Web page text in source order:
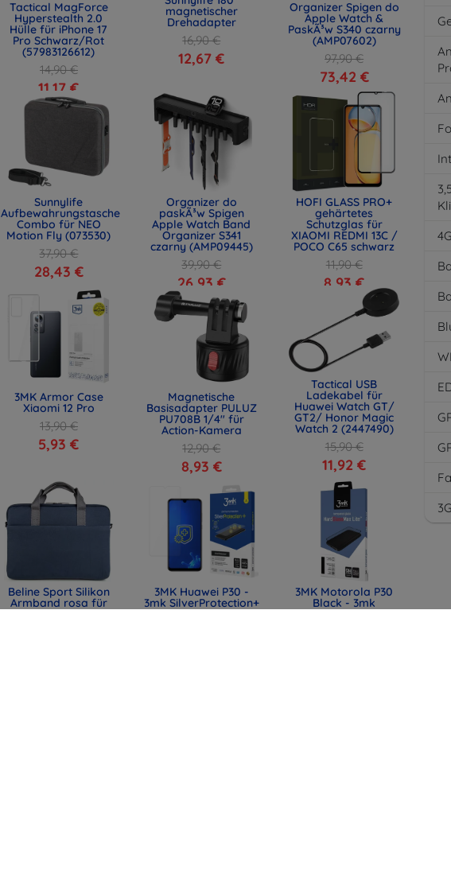
Tactical MagForce
Hyperstealth 2.0
Hülle für iPhone 17
Pro Schwarz/Rot
(57983126612)
14,90 €
11,17 €
Sunnylife
Aufbewahrungstasche
Combo für NEO
Motion Fly (073530)
37,90 €
28,43 €
3MK Armor Case
Xiaomi 12 Pro
13,90 €
5,93 €
Beline Sport Silikon
Armband rosa für
Apple Watch
magnetischer
Drehadapter
16,90 €
12,67 €
Organizer Spigen do
Apple Watch &
PaskÃ³w S340 czarny
(AMP07602)
97,90 €
73,42 €
Organizer do
paskÃ³w Spigen
Apple Watch Band
Organizer S341
czarny (AMP09445)
39,90 €
26,93 €
HOFI GLASS PRO+
gehärtetes
Schutzglas für
XIAOMI REDMI 13C /
POCO C65 schwarz
11,90 €
8,93 €
Magnetische
Basisadapter PULUZ
PU708B 1/4" für
Action-Kamera
12,90 €
8,93 €
Tactical USB
Ladekabel für
Huawei Watch GT/
GT2/ Honor Magic
Watch 2 (2447490)
15,90 €
11,92 €
3MK Huawei P30 -
3mk SilverProtection+
3MK Motorola P30
Black - 3mk
HardGlass Max Lite
3G